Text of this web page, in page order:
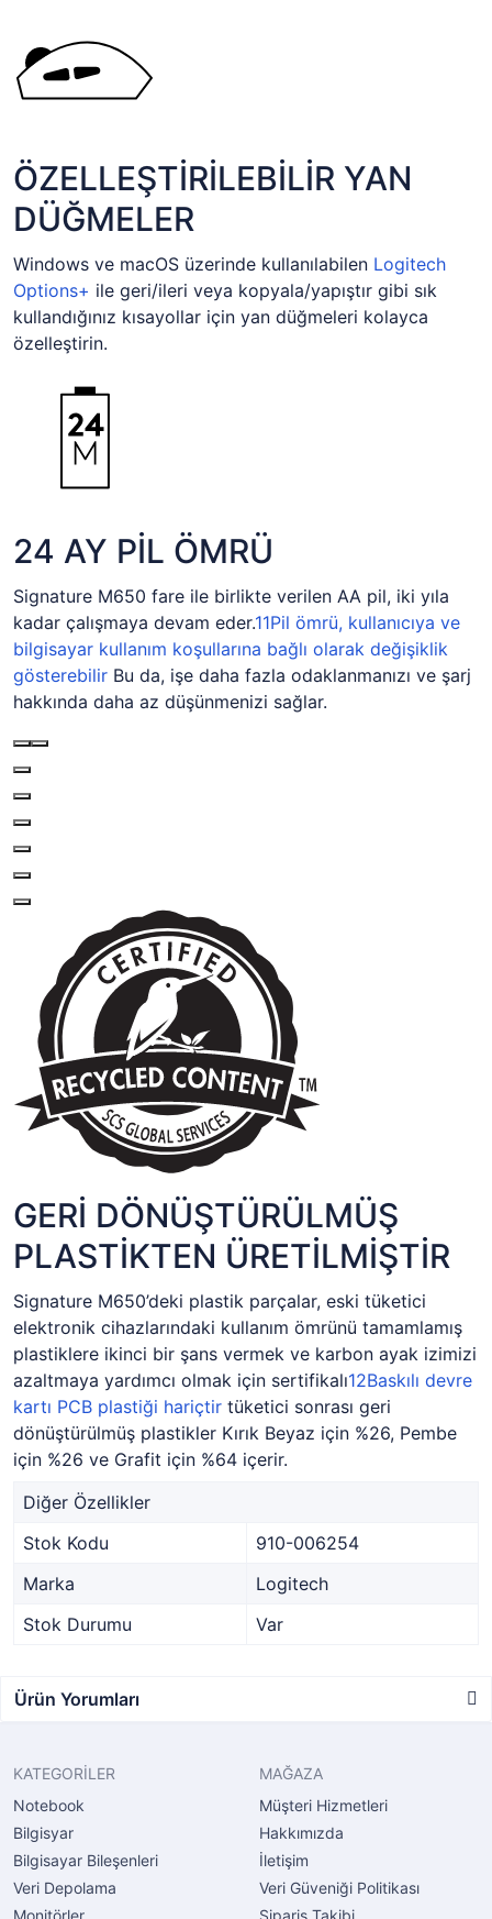
ÖZELLEŞTİRİLEBİLİR YAN
DÜĞMELER
Windows ve macOS üzerinde kullanılabilen Logitech
Options+ ile geri/ileri veya kopyala/yapıştır gibi sık
kullandığınız kısayollar için yan düğmeleri kolayca
özelleştirin.
24 AY PİL ÖMRÜ
Signature M650 fare ile birlikte verilen AA pil, iki yıla
kadar çalışmaya devam eder.11Pil ömrü, kullanıcıya ve
bilgisayar kullanım koşullarına bağlı olarak değişiklik
gösterebilir Bu da, işe daha fazla odaklanmanızı ve şarj
hakkında daha az düşünmenizi sağlar.
GERİ DÖNÜŞTÜRÜLMÜŞ
PLASTİKTEN ÜRETİLMİŞTİR
Signature M650’deki plastik parçalar, eski tüketici
elektronik cihazlarındaki kullanım ömrünü tamamlamış
plastiklere ikinci bir şans vermek ve karbon ayak izimizi
azaltmaya yardımcı olmak için sertifikalı12Baskılı devre
kartı PCB plastiği hariçtir tüketici sonrası geri
dönüştürülmüş plastikler Kırık Beyaz için %26, Pembe
için %26 ve Grafit için %64 içerir.
Diğer Özellikler
Stok Kodu
910-006254
Marka
Logitech
Stok Durumu
Var
Ürün Yorumları
KATEGORİLER
Notebook
Bilgisyar
Bilgisayar Bileşenleri
Veri Depolama
Monitörler
MAĞAZA
Müşteri Hizmetleri
Hakkımızda
İletişim
Veri Güveniği Politikası
Sipariş Takibi